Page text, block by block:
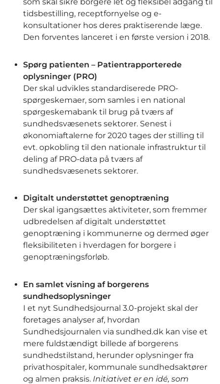
tidsbestilling, receptfornyelse og e-
konsultationer hos deres praktiserende læge.
Den forventes lanceret i en første version i 2018.
Spørg patienten – Patientrapporterede
oplysninger (PRO)
Der skal udvikles standardiserede PRO-
spørgeskemaer, som samles i en national
spørgeskemabank til brug på tværs af
sundhedsvæsenets sektorer. Senest i
økonomiaftalerne for 2020 tages der stilling til
evt. opkobling til den nationale infrastruktur til
deling af PRO-data på tværs af
sundhedsvæsenets sektorer.
Digitalt understøttet genoptræning
Der skal igangsættes aktiviteter, som fremmer
udbredelsen af digitalt understøttet
genoptræning i kommunerne og dermed øger
fleksibiliteten i hverdagen for borgere i
genoptræningsforløb.
En samlet visning af borgerens
sundhedsoplysninger
I et nyt Sundhedsjournal 3.0-projekt skal der
foretages analyser af, hvordan
Sundhedsjournalen via sundhed.dk kan vise et
mere fuldstændigt billede af borgerens
sundhedstilstand, herunder oplysninger fra
privathospitaler, kommunale sundhedsaktører
og almen praksis. Initiativet er en idé, som